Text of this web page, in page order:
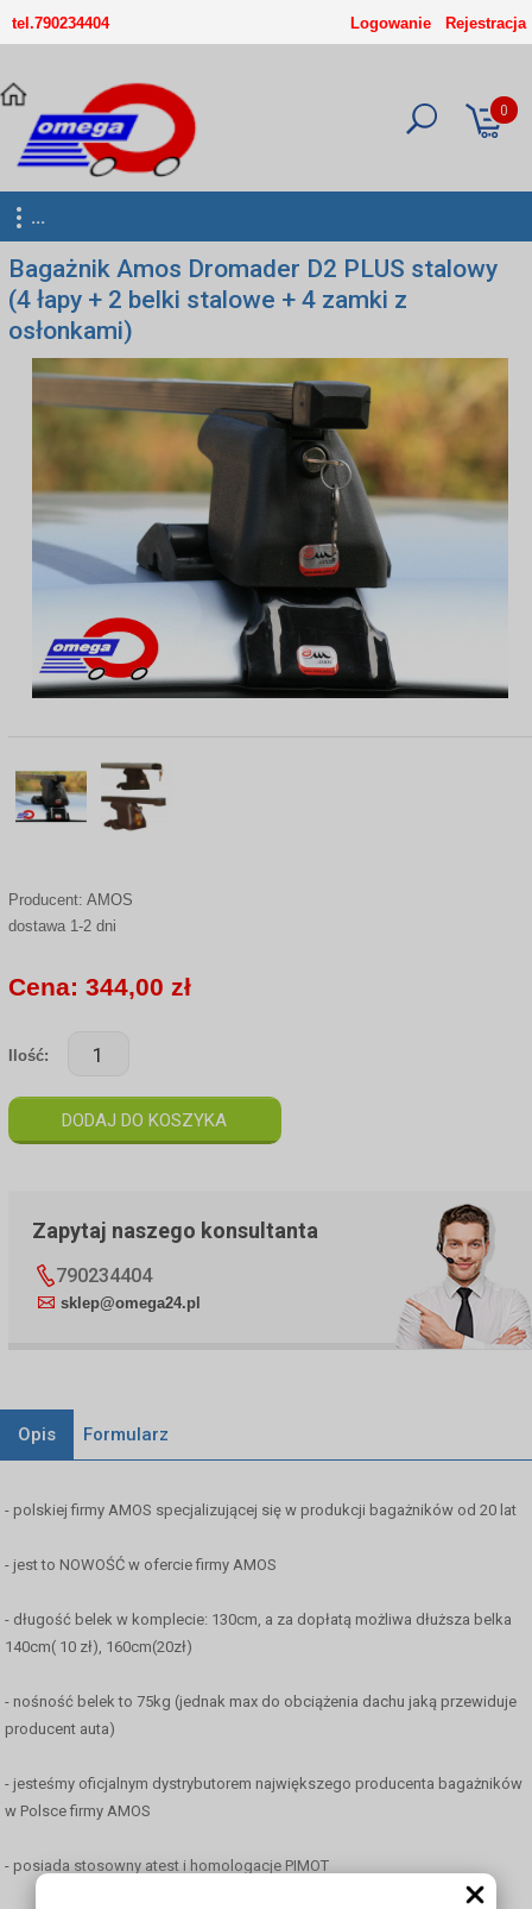
tel.790234404 Logowanie Rejestracja
0
...
Bagażnik Amos Dromader D2 PLUS stalowy
(4 łapy + 2 belki stalowe + 4 zamki z
osłonkami)
Producent: AMOS
dostawa 1-2 dni
Cena: 344,00 zł
Ilość:
Zapytaj naszego konsultanta
790234404
sklep@omega24.pl
Opis Formularz
- polskiej firmy AMOS specjalizującej się w produkcji bagażników od 20 lat
- jest to NOWOŚĆ w ofercie firmy AMOS
- długość belek w komplecie: 130cm, a za dopłatą możliwa dłuższa belka
140cm( 10 zł), 160cm(20zł)
- nośność belek to 75kg (jednak max do obciążenia dachu jaką przewiduje
producent auta)
- jesteśmy oficjalnym dystrybutorem największego producenta bagażników
w Polsce firmy AMOS
- posiada stosowny atest i homologacje PIMOT